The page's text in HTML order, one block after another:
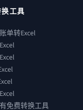
工具
单转Excel
免费转换工具